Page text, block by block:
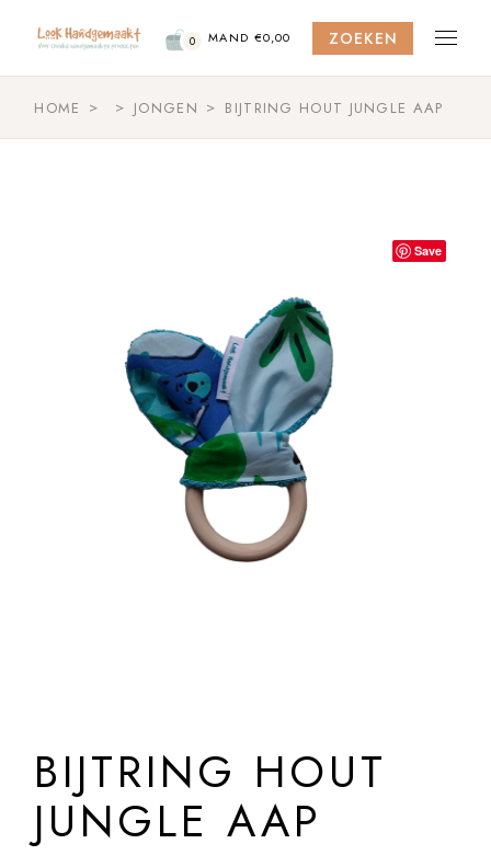
content
0 MAND €0,00 ZOEKEN
HOME JONGEN BIJTRING HOUT JUNGLE AAP
Save
BIJTRING HOUT
JUNGLE AAP